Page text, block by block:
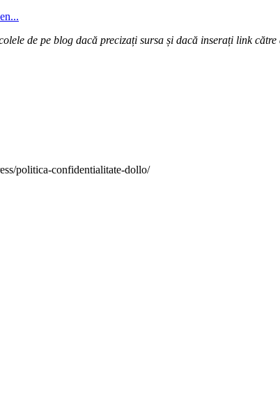
de pe blog dacă precizați sursa și dacă inserați link
politica-confidentialitate-dollo/